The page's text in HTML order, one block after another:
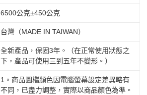
6500公克±450公克
台灣（MADE IN TAIWAN）
全新產品，保固3年。（在正常使用狀態之
下，產品可使用三到五年不變形。）
1。商品圖檔顏色因電腦螢幕設定差異略有
不同，已盡力調整，實際以商品顏色為準。